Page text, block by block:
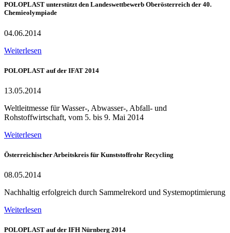
POLOPLAST unterstützt den Landeswettbewerb Oberösterreich der 40.
Chemieolympiade
04.06.2014
Weiterlesen
POLOPLAST auf der IFAT 2014
13.05.2014
Weltleitmesse für Wasser-, Abwasser-, Abfall- und
Rohstoffwirtschaft, vom 5. bis 9. Mai 2014
Weiterlesen
Österreichischer Arbeitskreis für Kunststoffrohr Recycling
08.05.2014
Nachhaltig erfolgreich durch Sammelrekord und Systemoptimierung
Weiterlesen
POLOPLAST auf der IFH Nürnberg 2014